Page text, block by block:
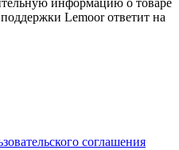
информацию о товаре
Lemoor ответит на
соглашения